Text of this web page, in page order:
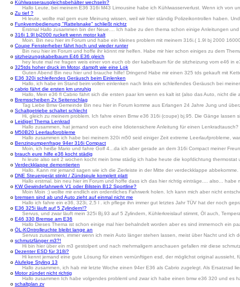
o Kühlwasserausgleichsbehälter wechseln?
Hallo Leute, bei meinem E36 316i M43 Limousine habe ich Kühlwasserverlust. Wenn ich von
o Zu tief ?
Hi leute, wollte mal gern eure Meinung wissen, weil wir hier ständig Polizeikontrollen haben.
o Funkvernbedienung "Rattelsnake" schließt nichtz
Erstmal Hallo zusammen bin der Neue.... Ich habe zu den thema schon einige Anleitungen
o 316i 1.9l bj2000 ruckelt wenn motor kalt
Moin. Bin neu hier im Forum und habe ein kleines problem mit meinem 316i.( 1.9l bj 2000
o Coupe Fensterheber fährt hoch und wieder runter
Bin neu hier im Forum und hoffe ihr könnt mir helfen. Habe mir hier schon einiges zu dem
o sitzheizungskabelbaum E46 E36 gleich
hey leute mal ne fragen weis einer von euch ob der kabelbaum für de sitzheizung vom e46 in
o 325tds hoher druck im Motor, dampft wie eine Lok
Guten Abend Bin neu hier und brauche hilfe! Dringend Habe mir einen 325 tds gekauft mit
o E36 320i schleifendes Geräusch beim Einlenken
Hallo, ich habe im Stand beim vollen einlenken nach links ein schleifendes Geräusch bei
o cabrio fährt die ersten km unruhig
Hallo, Mein e36 fl Cabrio fährt sich die ersten paar km wenn es kalt ist (also das Auto, nicht
o Bremsscheiben 2x Seitenschlag
Tag Liebe Bmw Gemeinde Bin neu hier in Forum komme aus Erlangen 24 Jahre Jung und
o Schaltgetriebe schaltet schlecht
Hi, gleich zu meinem problem. Ich fahre einen Bmw e36 316i (coupe) bj.95. Die Gänge
o Leidigel Thema Lenkrad
Hallo zusammen, hat jemand von euch eine Idiotensichere Anleitung für einen
o M50B20 Leerlaufprobleme
Hallo zusammen ich habe bei meinem 320i m50 seid einiger Zeit extreme Leerlaufprobleme,
o Benzinpumpenfrage 94er 316i Compact
Moin, ich heiße Mario und fahre Golf 4...da ich aber gerade an dem 316i Compact meiner
o brauch eure hilfe e36 kocht städig
hi leute also seit 2 wochen kocht mein bmw städig ich habe heute die kopfdichtung
o Verdeckklappe demontierten
Hallo. Kann mir jemand sagen wie ich die Zierleiste in der Mitte der verdeckklappe abbekomme.
o DNE Steuergerät stinkt / Zündspule komplett platt
Hallo erstmal. bin neu hier im Forum und hoffe dass ich das hier richtig einträge.... also...
o KW Gewindefahrwerk V1 oder Bilstein B12 Sportline?
Moin Moin :) wollte mir endlich ein ordentliches Fahrwerk holen. Ich kann mich aber nicht
o bremsen sind ab und Auto zieht auf einmal nicht me
Hallo ich fahre ein e36, 323i, 2,5 l . ich pflege ihn immer gut letztes Jahr TÜV hat der noch
o E36 325i läuft auf 5 Zylindern!?
Servus, und zwar läuft mein 325i Bj.93 auf 5 Zylindern, Kühlerkreislauf stimmt, Öl auch,
o E46 330 Bremse am E36
Hallo Dieses Thema ist schon einige mal hier behalndelt worden aber es sind immernoch ein
o ÖL-KOntrolleuchte bleibt lange an
Servus zusammen, immer wenn ich mein Auto länger stehen lassen, meist über Nacht und
o schmutzfänger m3?!
Hi bin hier über ein m3 gestolpert und nach mehrmaligem anschauen gefallen mir diese
o Dezenter ESD für 318i?
Hi kennt jemand eine gute Lösung für einen vernünftigen esd, der möglichst original aussieht,
o Alufelge Styling 13
Hallo zusammen, ich hab mir letzte Woche einen 94er E36 als Cabrio zugelegt. Als Ersatzrad
o Motor zündet nicht richtig
Hallo zusammen Ich habe volgendes probleml und zwar ich habe einen bmw e36 320 und
o schaltplan zv